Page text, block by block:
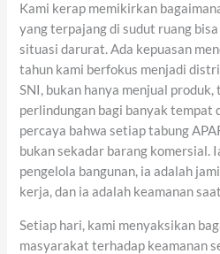
Kami kerap memikirkan
yang terpajang di sudut ruang
situasi darurat. Ada kepuasan
tahun kami berfokus menjadi
SNI, bukan hanya menjual
perlindungan bagi banyak tempat
percaya bahwa setiap tabung
bukan sekadar barang komersial.
pengelola bangunan, ia adalah
kerja, dan ia adalah keamanan
Setiap hari, kami menyaksikan
masyarakat terhadap keamanan